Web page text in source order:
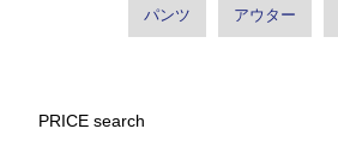
パンツ アウター
PRICE search